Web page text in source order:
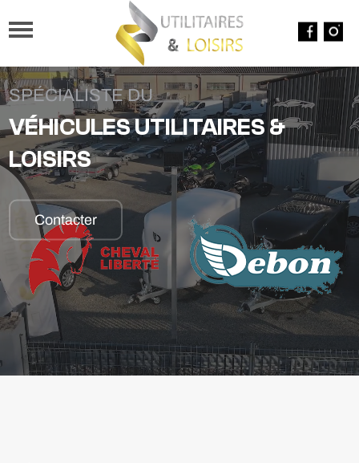
SPÉCIALISTE DU
VÉHICULES UTILITAIRES &
LOISIRS
Contacter